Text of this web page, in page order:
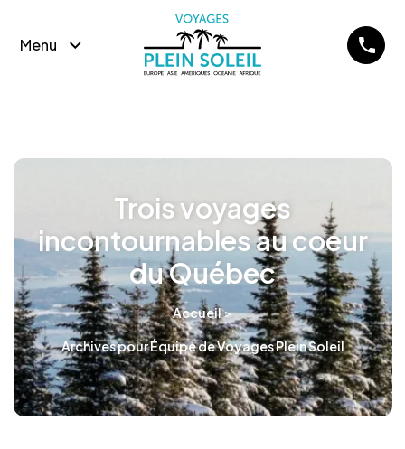
Menu
Trois voyages
incontournables au coeur
du Québec
Accueil>
Archives pour Équipe de Voyages Plein Soleil